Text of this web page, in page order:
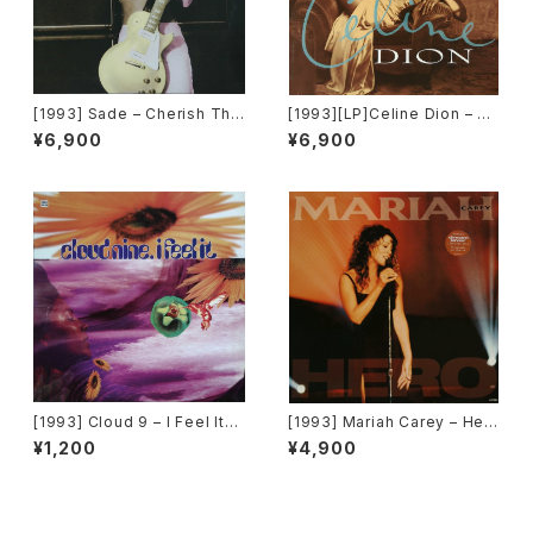
[1993] Sade – Cherish The
Day [Epic]
¥6,900
[1993][LP]Celine Dion – Th
e Colour Of My Love [Colu
mbia]
¥6,900
[1993] Cloud 9 – I Feel It
[Acid Jazz]
¥1,200
[1993] Mariah Carey – Her
o [Columbia]
¥4,900